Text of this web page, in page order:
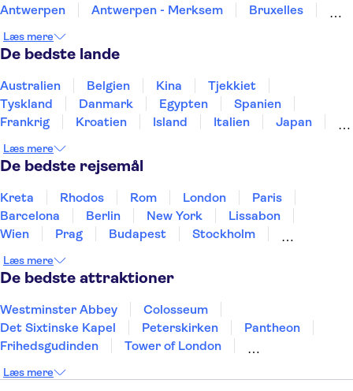
Antwerpen
Antwerpen - Merksem
Bruxelles
Læs mere
De bedste lande
Australien Belgien Kina
Tjekkiet
Tyskland
Danmark Egypten
Spanien
Frankrig
Kroatien Island Italien
Japan
Thailand
Tyrkiet
Læs mere
De bedste rejsemål
Kreta Rhodos Rom London
Paris
Barcelona
Berlin New York
Lissabon
Wien
Prag Budapest
Stockholm
Aarhus
Helsingborg
Læs mere
De bedste attraktioner
Westminster Abbey
Colosseum
Det Sixtinske Kapel
Peterskirken
Pantheon
Frihedsgudinden
Tower of London
Burj Khalifa
Keukenhof
Alcatraz
Læs mere